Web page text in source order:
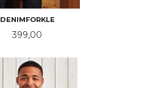
DENIMFORKLE
Pris
399,00